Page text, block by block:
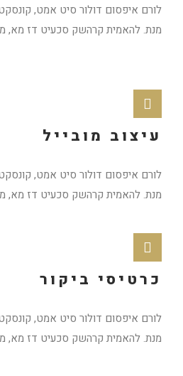
לורם איפסום דולור סיט אמט,
מנת. להאמית קרהשק סכעיט דז מא,
עיצוב מובייל
לורם איפסום דולור סיט אמט,
מנת. להאמית קרהשק סכעיט דז מא,
כרטיסי ביקור
לורם איפסום דולור סיט אמט,
מנת. להאמית קרהשק סכעיט דז מא,